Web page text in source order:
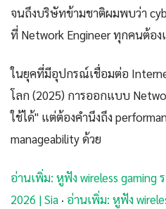
จนถึงบริษัทข้ามชาติผมพบว่า
ที่ Network Engineer ทุกคนต้อง
ในยุคที่มีอุปกรณ์เชื่อมต่อ
โลก (2025) การออกแบบ
ใช้ได้" แต่ต้องคำนึงถึง
manageability ด้วย
อ่านเพิ่ม: หูฟัง wireless
2026 | Sia · อ่านเพิ่ม: หูฟัง